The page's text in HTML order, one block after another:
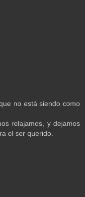
no está siendo como
relajamos, y dejamos
el ser querido.